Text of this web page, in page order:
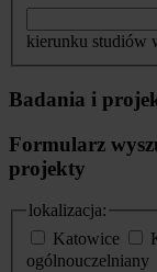
kierunku studiów
Badania i
Formularz
projekty
lokalizacja:
Katowice
ogólnouczelniany